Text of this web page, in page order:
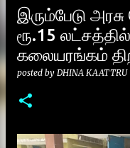
இரும்பேடு
ரூ.15
கலையரங்கம்
posted by DHINA